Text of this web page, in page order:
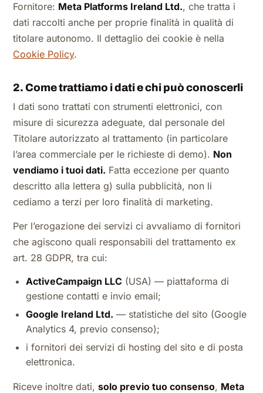
Fornitore: Meta Platforms Ireland Ltd., che tratta i
dati raccolti anche per proprie finalità in qualità di
titolare autonomo. Il dettaglio dei cookie è nella
Cookie Policy.
2. Come trattiamo i dati e chi può conoscerli
I dati sono trattati con strumenti elettronici, con
misure di sicurezza adeguate, dal personale del
Titolare autorizzato al trattamento (in particolare
l’area commerciale per le richieste di demo). Non
vendiamo i tuoi dati. Fatta eccezione per quanto
descritto alla lettera g) sulla pubblicità, non li
cediamo a terzi per loro finalità di marketing.
Per l’erogazione dei servizi ci avvaliamo di fornitori
che agiscono quali responsabili del trattamento ex
art. 28 GDPR, tra cui:
ActiveCampaign LLC (USA) — piattaforma di
gestione contatti e invio email;
Google Ireland Ltd. — statistiche del sito (Google
Analytics 4, previo consenso);
i fornitori dei servizi di hosting del sito e di posta
elettronica.
Riceve inoltre dati, solo previo tuo consenso, Meta